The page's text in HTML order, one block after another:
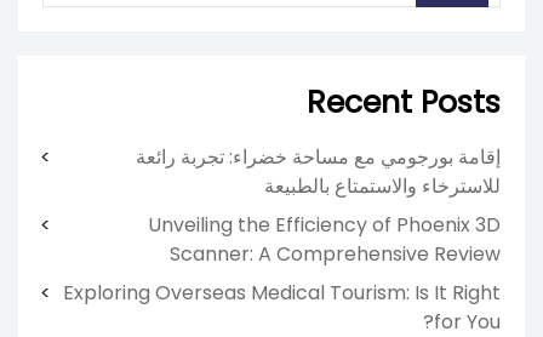
Recent Posts
إقامة بورجومي مع مساحة خضراء: تجربة رائعة
للاسترخاء والاستمتاع بالطبيعة
Unveiling the Efficiency of Phoenix 3D
Scanner: A Comprehensive Review
Exploring Overseas Medical Tourism: Is It Right
for You?